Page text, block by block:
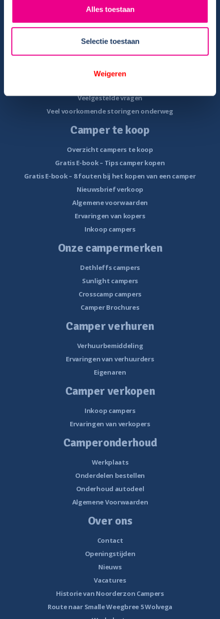
Alles toestaan
Selectie toestaan
Weigeren
Nieuwsbrief verhuur
Verhuurinformatie
Ervaringen van huurders
Reiservaring delen
Instructievideo
Veelgestelde vragen
Veel voorkomende storingen onderweg
Camper te koop
Overzicht campers te koop
Gratis E-book – Tips camper kopen
Gratis E-book – 8 fouten bij het kopen van een camper
Nieuwsbrief verkoop
Algemene voorwaarden
Ervaringen van kopers
Inkoop campers
Onze campermerken
Dethleffs campers
Sunlight campers
Crosscamp campers
Camper Brochures
Camper verhuren
Verhuurbemiddeling
Ervaringen van verhuurders
Eigenaren
Camper verkopen
Inkoop campers
Ervaringen van verkopers
Camperonderhoud
Werkplaats
Onderdelen bestellen
Onderhoud autodeel
Algemene Voorwaarden
Over ons
Contact
Openingstijden
Nieuws
Vacatures
Historie van Noorderzon Campers
Route naar Smalle Weegbree 5 Wolvega